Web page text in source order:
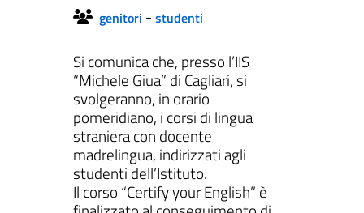
del sito
genitori - studenti
Si comunica che, presso l’IIS
“Michele Giua” di Cagliari, si
svolgeranno, in orario
pomeridiano, i corsi di lingua
straniera con docente
madrelingua, indirizzati agli
studenti dell’Istituto.
Il corso “Certify your English” è